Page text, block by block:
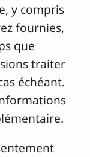
y compris
fournies,
que
traiter
échéant.